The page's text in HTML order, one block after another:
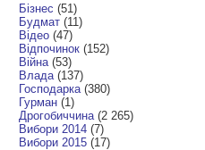
Бізнес (51)
Будмат (11)
Відео (47)
Відпочинок (152)
Війна (53)
Влада (137)
Господарка (380)
Гурман (1)
Дрогобиччина (2 265)
Вибори 2014 (7)
Вибори 2015 (17)